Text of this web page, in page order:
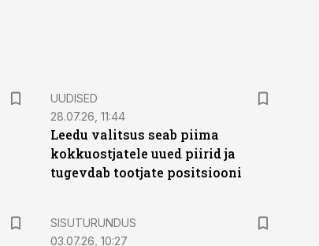
UUDISED
28.07.26, 11:44
Leedu valitsus seab piima
kokkuostjatele uued piirid ja
tugevdab tootjate positsiooni
ST
SISUTURUNDUS
03.07.26, 10:27